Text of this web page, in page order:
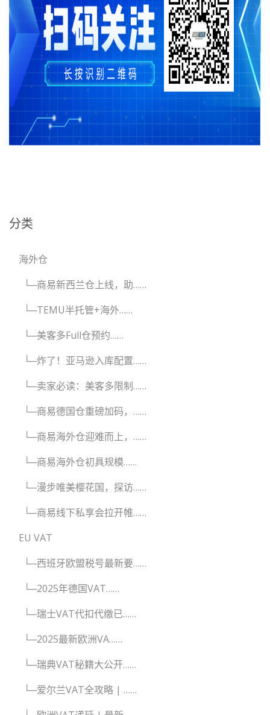
分类
海外仓
└─商易新西兰仓上线，助……
└─TEMU半托管+海外……
└─美客多Full仓预约……
└─炸了！亚马逊入库配置……
└─卖家必读：美客多限制……
└─商易德国仓重磅加码，……
└─商易海外仓迎难而上，……
└─商易海外仓初具规模……
└─漫步唯美樱花国，探访……
└─商易线下私享会拉开帷……
EU VAT
└─西班牙欧盟税号最新要……
└─2025年德国VAT……
└─瑞士VAT代扣代缴已……
└─2025最新欧洲VA……
└─瑞典VAT秘籍大公开……
└─爱尔兰VAT全攻略 | ……